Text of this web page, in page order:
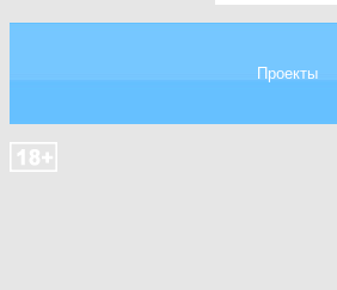
Проекты